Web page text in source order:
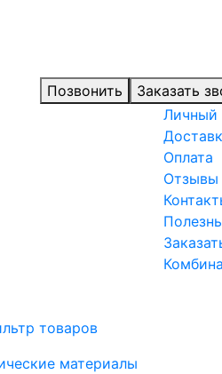
Позвонить
Заказать
Личный
Оплата
Отзывы
товаров
материалы